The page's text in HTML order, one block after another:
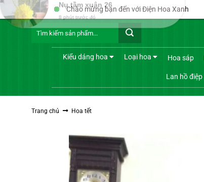
Bỏ
qua
Chào mừng bạn đến với Điện Hoa Xanh
Tìm
kiếm:
Kiểu dáng hoa Loại hoa Hoa sáp
Lan hồ điệp
Trang chủ Hoa tết